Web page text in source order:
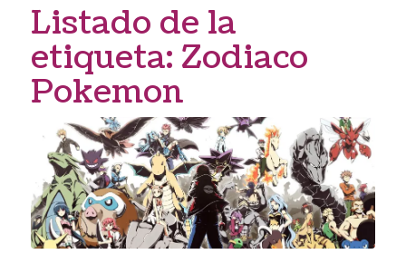
Listado de la
etiqueta: Zodiaco
Pokemon